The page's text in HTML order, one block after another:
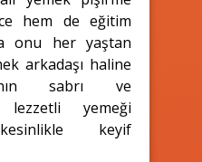
hem de eğitim
onu her yaştan
arkadaşı haline
sabrı ve
lezzetli yemeği
keyif